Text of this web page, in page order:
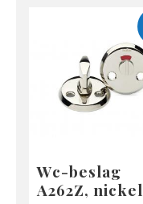
Wc-beslag
A262Z, nickel